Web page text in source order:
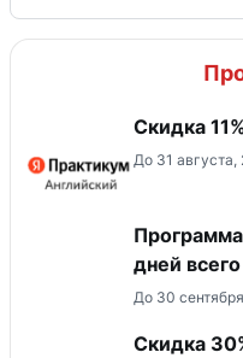
Скидка
До 31 августа,
дней
До 30
Скидка